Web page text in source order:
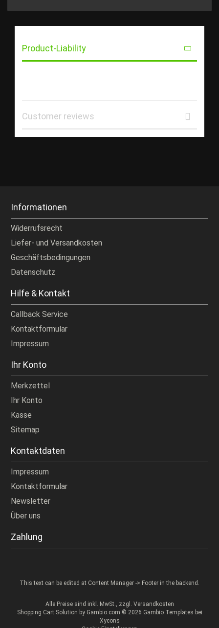
Product-Liability
Customer reviews
Informationen
Widerrufsrecht
Liefer- und Versandkosten
Geschäftsbedingungen
Datenschutz
Hilfe & Kontakt
Callback Service
Kontaktformular
Impressum
Ihr Konto
Merkzettel
Ihr Konto
Kasse
Sitemap
Kontaktdaten
Impressum
Kontaktformular
Newsletter
Über uns
Zahlung
This text can be edited at Content Manager -> Footer in the backend.
Alle Preise sind inkl. MwSt., zzgl. Versandkosten
Shopping Cart Solution by Gambio.com © 2026 Gambio Templates bei
Xycons